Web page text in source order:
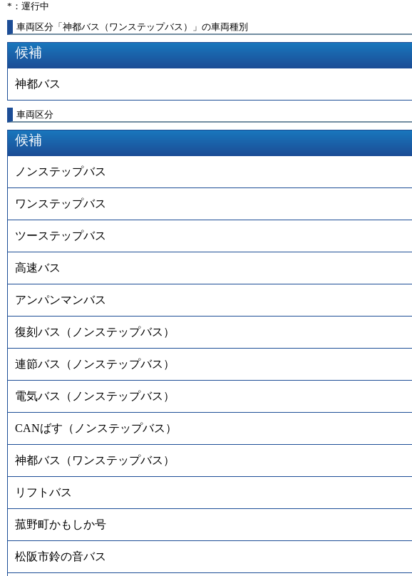
*：運行中
車両区分「神都バス（ワンステップバス）」の車両種別
候補
神都バス
車両区分
候補
ノンステップバス
ワンステップバス
ツーステップバス
高速バス
アンパンマンバス
復刻バス（ノンステップバス）
連節バス（ノンステップバス）
電気バス（ノンステップバス）
CANばす（ノンステップバス）
神都バス（ワンステップバス）
リフトバス
菰野町かもしか号
松阪市鈴の音バス